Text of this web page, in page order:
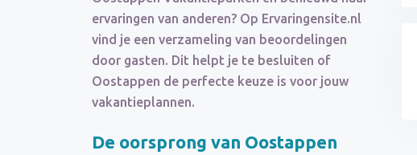
ervaringen van anderen? Op Ervaringensite.nl
vind je een verzameling van beoordelingen
door gasten. Dit helpt je te besluiten of
Oostappen de perfecte keuze is voor jouw
vakantieplannen.
De oorsprong van Oostappen